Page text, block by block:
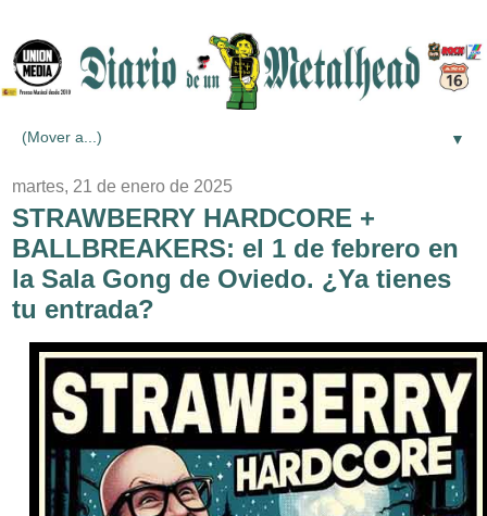
▼
martes, 21 de enero de 2025
STRAWBERRY HARDCORE +
BALLBREAKERS: el 1 de febrero en
la Sala Gong de Oviedo. ¿Ya tienes
tu entrada?